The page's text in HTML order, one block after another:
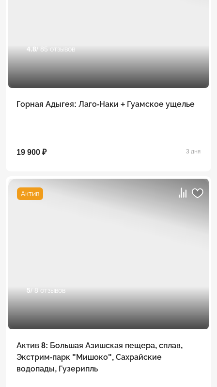
4.8/ 85 отзывов
Горная Адыгея: Лаго-Наки + Гуамское ущелье
19 900 ₽ 3 дня
Актив
5/ 8 отзывов
Актив 8: Большая Азишская пещера, сплав,
Экстрим-парк "Мишоко", Сахрайские
водопады, Гузерипль